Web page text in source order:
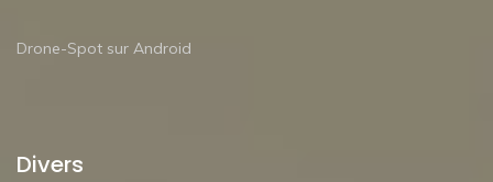
Drone-Spot sur Android
Divers